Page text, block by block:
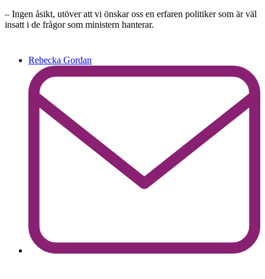
– Ingen åsikt, utöver att vi önskar oss en erfaren politiker som är väl
insatt i de frågor som ministern hanterar.
Rebecka Gordan